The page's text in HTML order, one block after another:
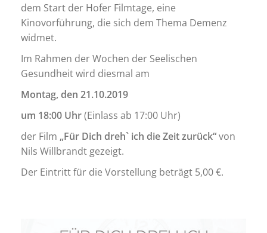
dem Start der Hofer Filmtage, eine
Kinovorführung, die sich dem Thema Demenz
widmet.
Im Rahmen der Wochen der Seelischen
Gesundheit wird diesmal am
Montag, den 21.10.2019
um 18:00 Uhr(Einlass ab 17:00 Uhr)
der Film „Für Dich dreh` ich die Zeit zurück“von
Nils Willbrandt gezeigt.
Der Eintritt für die Vorstellung beträgt 5,00 €.